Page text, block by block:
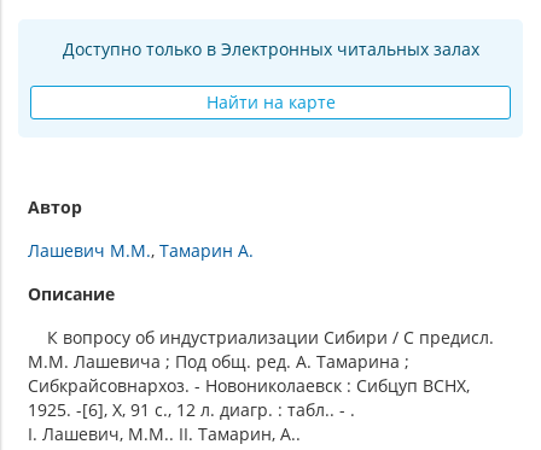
Доступно только в Электронных читальных залах
Найти на карте
Автор
Лашевич М.М. Тамарин А.
Описание
К вопросу об индустриализации Сибири / С предисл.
М.М. Лашевича ; Под общ. ред. А. Тамарина ;
Сибкрайсовнархоз. - Новониколаевск : Сибцуп ВСНХ,
1925. -[6], X, 91 с., 12 л. диагр. : табл.. - .
I. Лашевич, М.М.. II. Тамарин, А..